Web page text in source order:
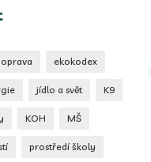
ekokodex
jídlo a svět K9
KOH MŠ
prostředí školy